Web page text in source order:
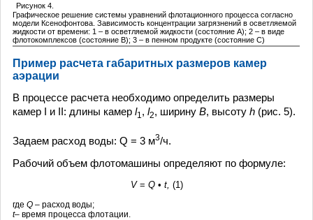
Рисунок 4.
Графическое решение системы уравнений флотационного процесса согласно
модели Ксенофонтова. Зависимость концентрации загрязнений в осветляемой
жидкости от времени: 1 – в осветляемой жидкости (состояние А); 2 – в виде
флотокомплексов (состояние В); 3 – в пенном продукте (состояние С)
Пример расчета габаритных размеров камер
аэрации
В процессе расчета необходимо определить размеры
камер I и II: длины камер l1 , l2, ширину B, высоту h (рис. 5).
Задаем расход воды: Q = 3 м3/ч.
Рабочий объем флотомашины определяют по формуле:
V= Q• t, (1)
где Q – расход воды;
t– время процесса флотации.